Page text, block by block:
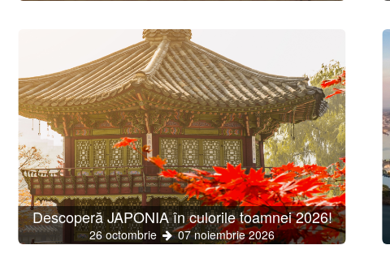
Descoperă JAPONIA în culorile toamnei 2026!
26 octombrie 07 noiembrie 2026